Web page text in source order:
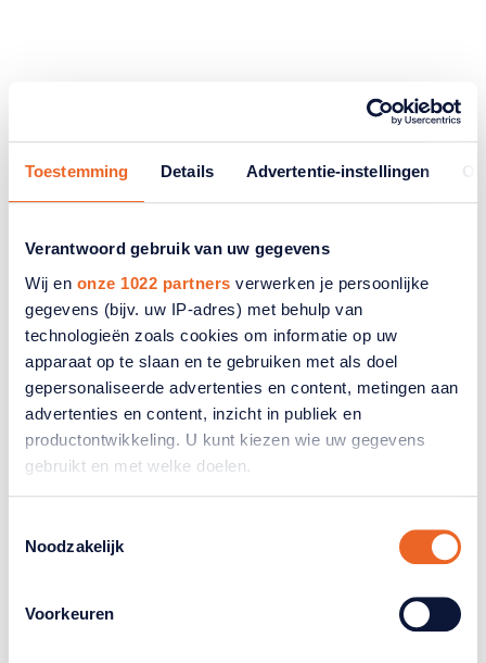
Toestemming Details Advertentie-instellingen
Verantwoord gebruik van uw gegevens
Wij en onze 1022 partners verwerken je persoonlijke
gegevens (bijv. uw IP-adres) met behulp van
technologieën zoals cookies om informatie op uw
apparaat op te slaan en te gebruiken met als doel
gepersonaliseerde advertenties en content, metingen aan
advertenties en content, inzicht in publiek en
productontwikkeling. U kunt kiezen wie uw gegevens
gebruikt en met welke doelen.
Informatie verzamelen over uw geografische
Uw apparaat identificeren door het actief te
scannen op specifieke eigenschappen (fingerprinting)
Noodzakelijk
Voorkeuren
Gerelateerde artikelen
Welke soorten hulp kunt u nu al
inschakelen zonder indicatie?
praktische ondersteuning u direct kunt inschakelen